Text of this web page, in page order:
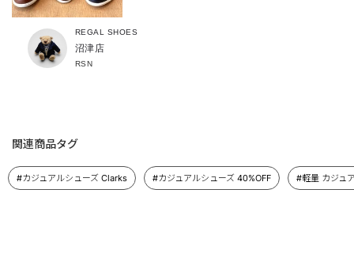
REGAL SHOES
沼津店
RSN
関連商品タグ
#カジュアルシューズ Clarks #カジュアルシューズ 40%OFF #軽量 カジュ